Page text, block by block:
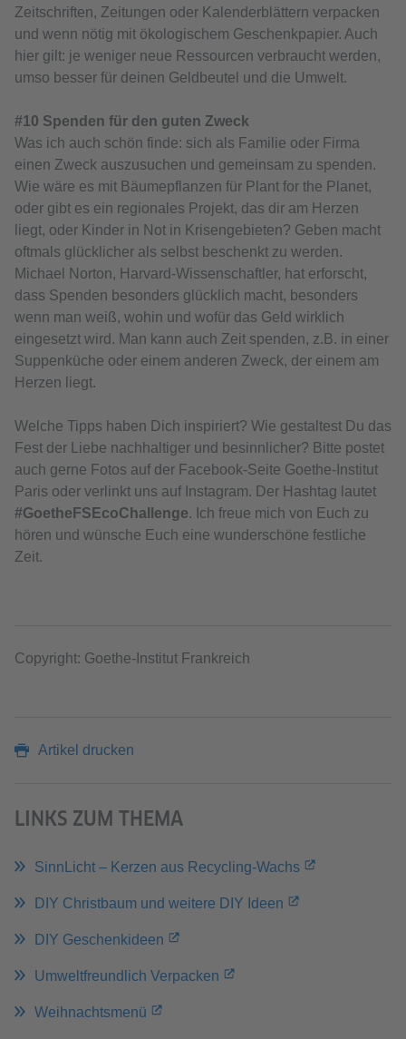
Zeitschriften, Zeitungen oder Kalenderblättern verpacken
und wenn nötig mit ökologischem Geschenkpapier. Auch
hier gilt: je weniger neue Ressourcen verbraucht werden,
umso besser für deinen Geldbeutel und die Umwelt.
#10 Spenden für den guten Zweck
Was ich auch schön finde: sich als Familie oder Firma
einen Zweck auszusuchen und gemeinsam zu spenden.
Wie wäre es mit Bäumepflanzen für Plant for the Planet,
oder gibt es ein regionales Projekt, das dir am Herzen
liegt, oder Kinder in Not in Krisengebieten? Geben macht
oftmals glücklicher als selbst beschenkt zu werden.
Michael Norton, Harvard-Wissenschaftler, hat erforscht,
dass Spenden besonders glücklich macht, besonders
wenn man weiß, wohin und wofür das Geld wirklich
eingesetzt wird. Man kann auch Zeit spenden, z.B. in einer
Suppenküche oder einem anderen Zweck, der einem am
Herzen liegt.
Welche Tipps haben Dich inspiriert? Wie gestaltest Du das
Fest der Liebe nachhaltiger und besinnlicher? Bitte postet
auch gerne Fotos auf der Facebook-Seite Goethe-Institut
Paris oder verlinkt uns auf Instagram. Der Hashtag lautet
#GoetheFSEcoChallenge. Ich freue mich von Euch zu
hören und wünsche Euch eine wunderschöne festliche
Zeit.
Copyright: Goethe-Institut Frankreich
Artikel drucken
LINKS ZUM THEMA
SinnLicht – Kerzen aus Recycling-Wachs
DIY Christbaum und weitere DIY Ideen
DIY Geschenkideen
Umweltfreundlich Verpacken
Weihnachtsmenü